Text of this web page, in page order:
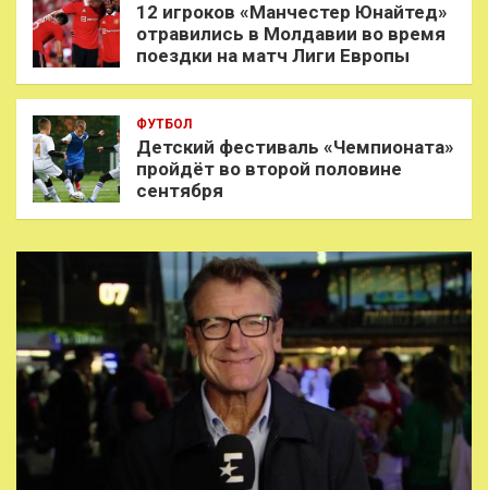
12 игроков «Манчестер Юнайтед»
отравились в Молдавии во время
поездки на матч Лиги Европы
ФУТБОЛ
Детский фестиваль «Чемпионата»
пройдёт во второй половине
сентября